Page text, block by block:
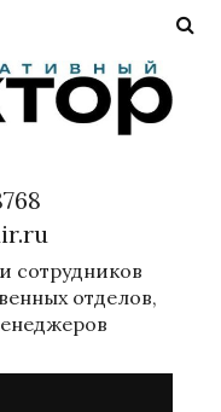
сотрудников
отделов,